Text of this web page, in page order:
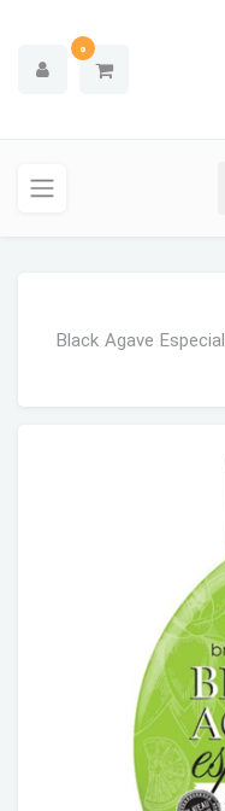
0
لوسیون سولاریوم تن از یو مدل Black Agave Especial